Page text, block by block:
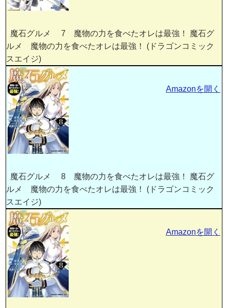
魔石グルメ 7 魔物の力を食べたオレは最強！ 魔石グ
ルメ 魔物の力を食べたオレは最強！ (ドラゴンコミック
スエイジ)
魔石グルメ 8 魔物の力を食べたオレは最強！ 魔石グ
ルメ 魔物の力を食べたオレは最強！ (ドラゴンコミック
スエイジ)
Amazonを開く
Amazonを開く